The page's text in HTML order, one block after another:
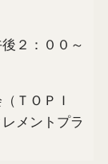
２：００～
ＴＯＰＩ
メントプラ